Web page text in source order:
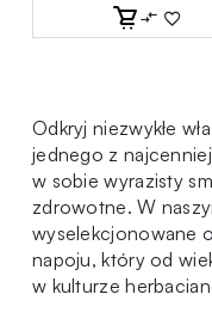
Odkryj niezwykłe
jednego z
w sobie wyrazisty
zdrowotne. W
wyselekcjonowane
napoju, który od
w kulturze